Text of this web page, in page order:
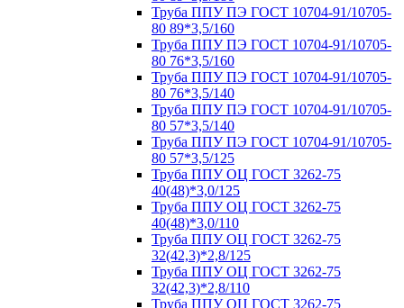
Труба ППУ ПЭ ГОСТ 10704-91/10705-
80 89*3,5/160
Труба ППУ ПЭ ГОСТ 10704-91/10705-
80 76*3,5/160
Труба ППУ ПЭ ГОСТ 10704-91/10705-
80 76*3,5/140
Труба ППУ ПЭ ГОСТ 10704-91/10705-
80 57*3,5/140
Труба ППУ ПЭ ГОСТ 10704-91/10705-
80 57*3,5/125
Труба ППУ ОЦ ГОСТ 3262-75
40(48)*3,0/125
Труба ППУ ОЦ ГОСТ 3262-75
40(48)*3,0/110
Труба ППУ ОЦ ГОСТ 3262-75
32(42,3)*2,8/125
Труба ППУ ОЦ ГОСТ 3262-75
32(42,3)*2,8/110
Труба ППУ ОЦ ГОСТ 3262-75